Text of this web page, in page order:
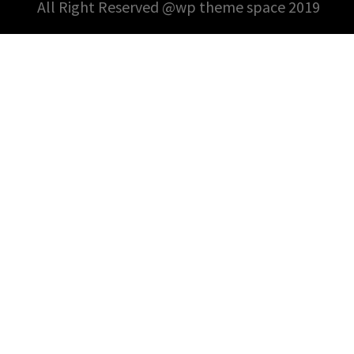
All Right Reserved @wp theme space 2019